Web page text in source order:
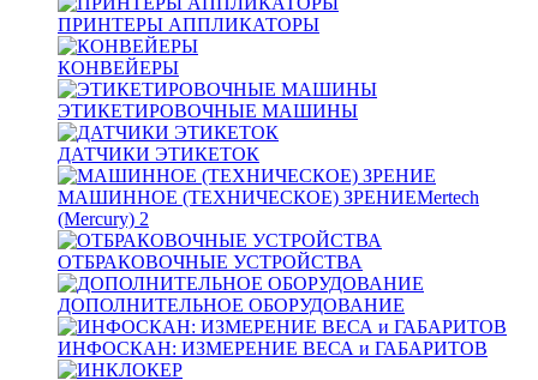
ПРИНТЕРЫ АППЛИКАТОРЫ
КОНВЕЙЕРЫ
ЭТИКЕТИРОВОЧНЫЕ МАШИНЫ
ДАТЧИКИ ЭТИКЕТОК
МАШИННОЕ (ТЕХНИЧЕСКОЕ) ЗРЕНИЕMertech
(Mercury) 2
ОТБРАКОВОЧНЫЕ УСТРОЙСТВА
ДОПОЛНИТЕЛЬНОЕ ОБОРУДОВАНИЕ
ИНФОСКАН: ИЗМЕРЕНИЕ ВЕСА и ГАБАРИТОВ